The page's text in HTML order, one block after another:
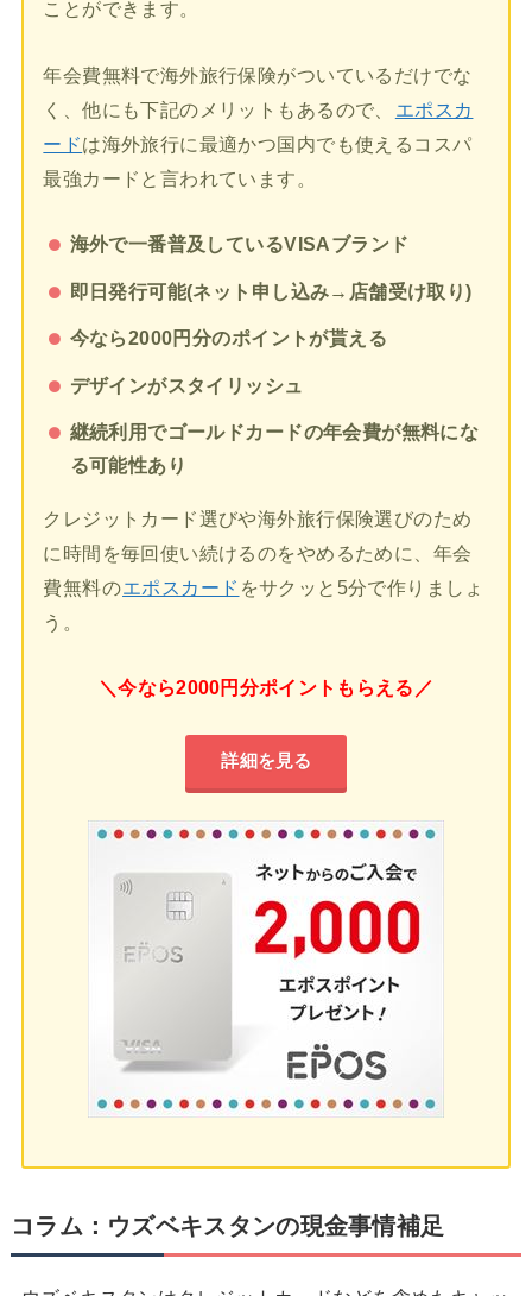
ことができます。
年会費無料で海外旅行保険がついているだけでな
く、他にも下記のメリットもあるので、
エポスカ
ードは海外旅行に最適かつ国内でも使えるコスパ
最強カードと言われています。
海外で一番普及しているVISAブランド
即日発行可能(ネット申し込み→店舗受け取り)
今なら2000円分のポイントが貰える
デザインがスタイリッシュ
継続利用でゴールドカードの年会費が無料にな
る可能性あり
クレジットカード選びや海外旅行保険選びのため
に時間を毎回使い続けるのをやめるために、年会
費無料のエポスカード をサクッと5分で作りましょ
う。
＼今なら2000円分ポイントもらえる／
詳細を見る
コラム：ウズベキスタンの現金事情補足